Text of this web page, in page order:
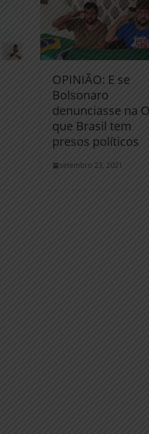
OPINIÃO: E se
Bolsonaro
denunciasse na
que Brasil tem
presos políticos
setembro 23, 2021